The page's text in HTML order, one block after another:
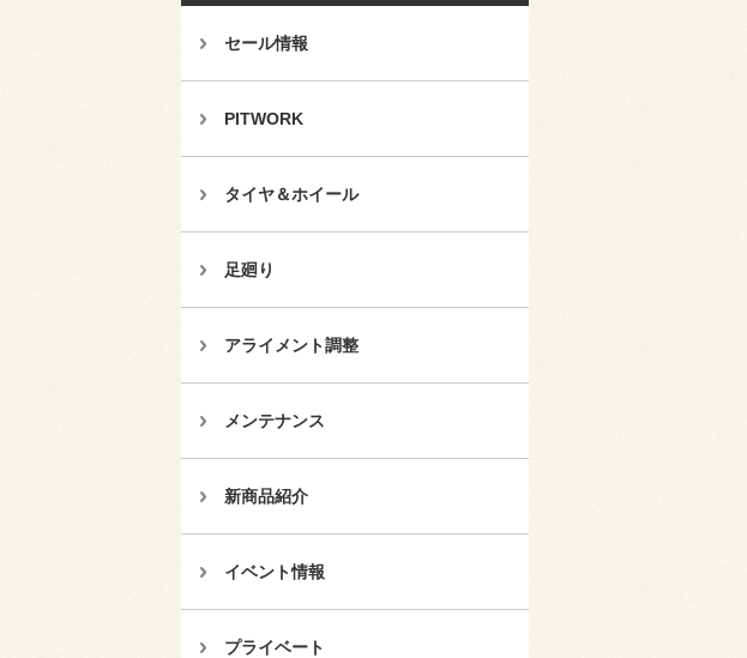
セール情報
PITWORK
タイヤ＆ホイール
足廻り
アライメント調整
メンテナンス
新商品紹介
イベント情報
プライベート